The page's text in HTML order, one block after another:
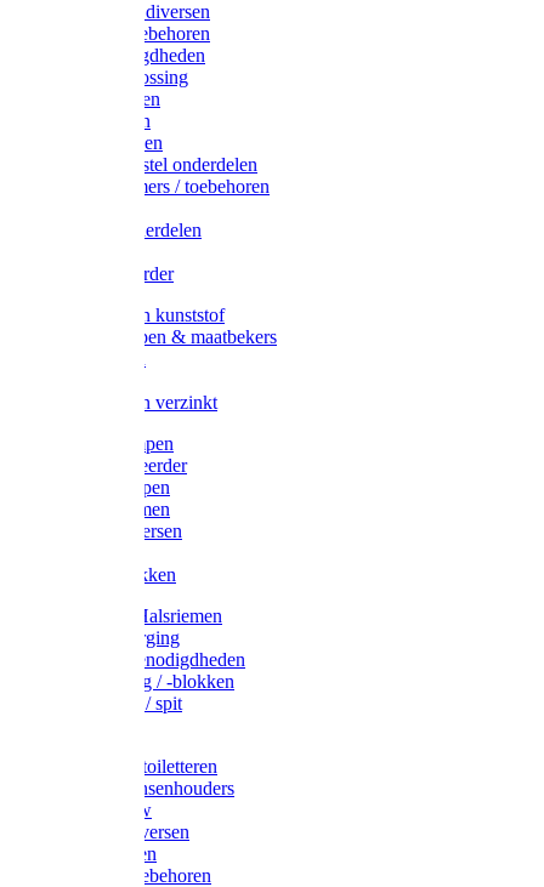
Koe / Stier diversen
Melkers toebehoren
Stalbenodigdheden
Kalververlossing
Stierenringen
Onthoornen
Kalverflessen
Koerugborstel onderdelen
Kalveremmers / toebehoren
Koelift onderdelen
Uieronthaarder
Voerbakken kunststof
Voerscheppen & maatbekers
Voerbakken verzinkt
Warmtelampen
Staartcoupeerder
Biggenkappen
Neuskrammen
Varken diversen
Varkensbakken
Halsters / Halsriemen
Hoefverzorging
Lammer benodigdheden
Ramdektuig / -blokken
Vastzetpen / spit
Poetsen & toiletteren
Zadel-/Trensenhouders
Halstertouw
Halsters diversen
Hoofdstellen
Zadel & toebehoren